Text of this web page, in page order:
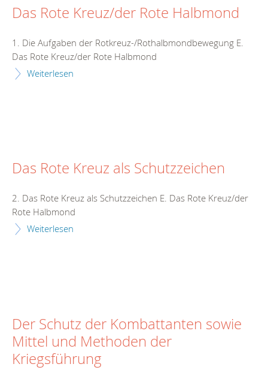
Das Rote Kreuz/der Rote Halbmond
1. Die Aufgaben der Rotkreuz-/Rothalbmondbewegung E.
Das Rote Kreuz/der Rote Halbmond
Weiterlesen
Das Rote Kreuz als Schutzzeichen
2. Das Rote Kreuz als Schutzzeichen E. Das Rote Kreuz/der
Rote Halbmond
Weiterlesen
Der Schutz der Kombattanten sowie
Mittel und Methoden der
Kriegsführung